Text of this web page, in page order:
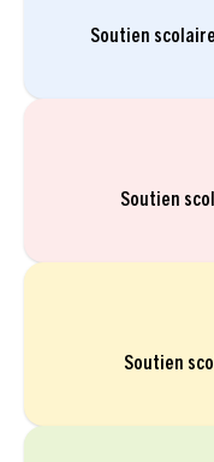
Soutien
Soutien
Soutien